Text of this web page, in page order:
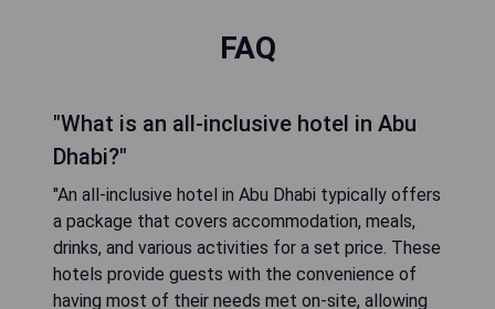
FAQ
"What is an all-inclusive hotel in Abu
Dhabi?"
"An all-inclusive hotel in Abu Dhabi typically offers
a package that covers accommodation, meals,
drinks, and various activities for a set price. These
hotels provide guests with the convenience of
having most of their needs met on-site, allowing